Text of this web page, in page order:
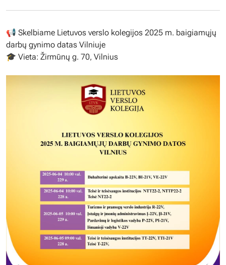
📢 Skelbiame Lietuvos verslo kolegijos 2025 m. baigiamųjų
darbų gynimo datas Vilniuje
🎓 Vieta: Žirmūnų g. 70, Vilnius